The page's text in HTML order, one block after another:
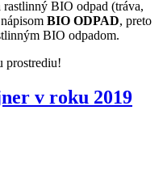
BIO odpad (tráva,
BIO ODPAD, preto
BIO odpadom.
prostrediu!
v roku 2019